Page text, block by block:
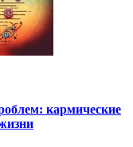
кармические